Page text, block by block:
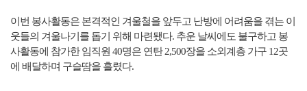
이번 봉사활동은 본격적인 겨울철을 앞두고 난방에 어려움을 겪는 이
웃들의 겨울나기를 돕기 위해 마련됐다. 추운 날씨에도 불구하고 봉
사활동에 참가한 임직원 40명은 연탄 2,500장을 소외계층 가구 12곳
에 배달하며 구슬땀을 흘렸다.